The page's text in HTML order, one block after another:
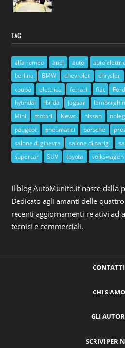
TAG
alfa romeo audi auto auto
berlina
BMW chevrolet chrysler
coupè
elettrica ferrari fiat Ford
hyundai
ibrida jaguar
Mini
motori News nissan
peugeot
pneumatici porsche
salone di ginevra
salone di parigi
supercar
SUV toyota volkswagen
Il blog AutoMunito.it nasce dalla
Dedicato agli amanti delle
recenti aggiornamenti relativi ad
tecnici e commerciali.
CONTATTI
CHI SIAMO
GLI
SCRIVI PER